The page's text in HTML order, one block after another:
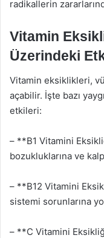
radikallerin
Vitamin
Üzerindeki
Vitamin eksiklikleri,
açabilir. İşte bazı
etkileri:
– **B1 Vitamini
bozukluklarına ve
– **B12 Vitamini
sistemi sorunlarına
– **C Vitamini